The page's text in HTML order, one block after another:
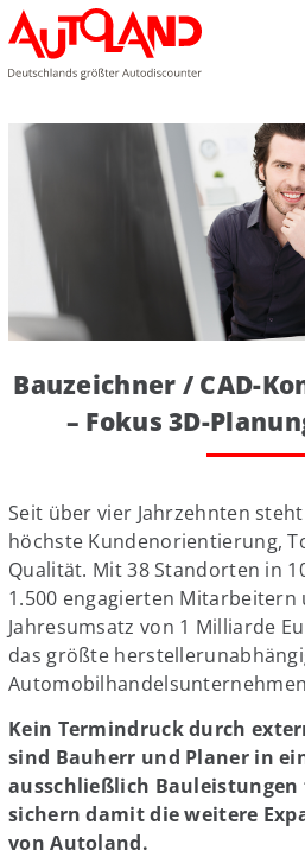
Bauzeichner / CAD-
– Fokus 3D-
Seit über vier Jahrzehnten
höchste Kundenorientierung,
Qualität. Mit 38 Standorten in
1.500 engagierten Mitarbeitern
Jahresumsatz von 1 Milliarde
das größte
Kein Termindruck durch
sind Bauherr und Planer in
ausschließlich
sichern damit die weitere
von Autoland.